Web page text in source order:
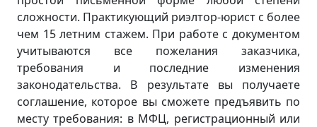
сложности. Практикующий риэлтор-юрист с более
чем 15 летним стажем. При работе с документом
учитываются все пожелания заказчика,
требования и последние изменения
законодательства. В результате вы получаете
соглашение, которое вы сможете предъявить по
месту требования: в МФЦ, регистрационный или